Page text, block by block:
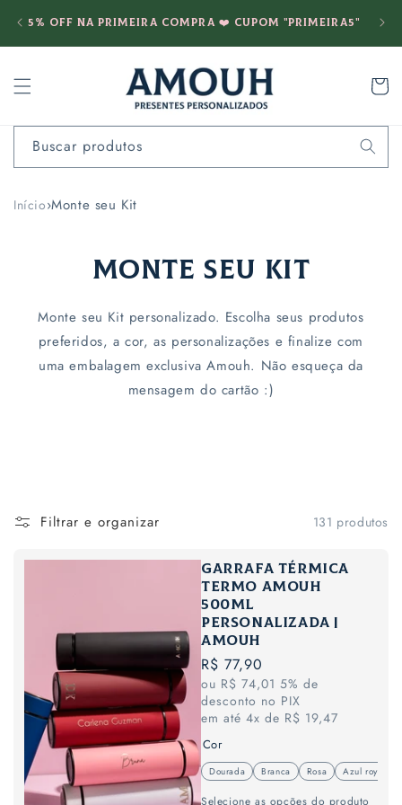
para o
5% OFF na PRIMEIRA COMPRA ❤️ cupom "PRIMEIRA5"
Buscar produtos
Início›Monte seu Kit
Monte seu Kit
Monte seu Kit personalizado. Escolha seus produtos
preferidos, a cor, as personalizações e finalize com
uma embalagem exclusiva Amouh. Não esqueça da
mensagem do cartão :)
Filtrar e organizar 131 produtos
Garrafa térmica
termo amouh
500ml
personalizada |
AMOUH
Preço
normal
R$ 77,90
ou R$ 74,01 5% de
desconto no PIX
em até 4x de R$ 19,47
Cor
DouradaVariante esgotada ou indisponível
BrancaVariante esgotada ou
RosaVariante esgotada
Azul royal
Selecione as opções do produto